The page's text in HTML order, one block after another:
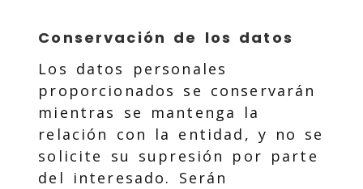
Conservación de los datos
Los datos personales
proporcionados se conservarán
mientras se mantenga la
relación con la entidad, y no se
solicite su supresión por parte
del interesado. Serán